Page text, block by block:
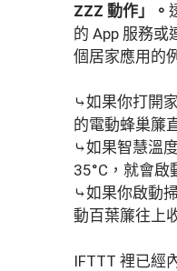
ZZZ 動作」。
的 App 服務或
個居家應用的
⤷如果你打開
的電動蜂巢簾
⤷如果智慧溫
35°C，就會啟
⤷如果你啟動
動百葉簾往上
IFTTT 裡已經